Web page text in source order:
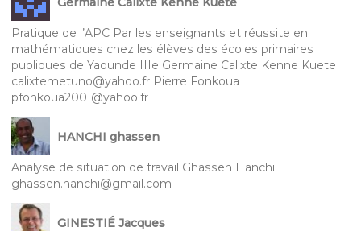
Pratique de l’APC Par les enseignants et réussite en
mathématiques chez les élèves des écoles primaires
publiques de Yaounde IIIe Germaine Calixte Kenne Kuete
calixtemetuno@yahoo.fr Pierre Fonkoua
pfonkoua2001@yahoo.fr
HANCHI ghassen
Analyse de situation de travail Ghassen Hanchi
ghassen.hanchi@gmail.com
GINESTIÉ Jacques